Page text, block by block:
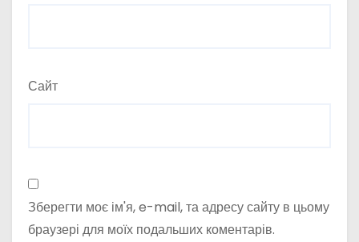
Сайт
Зберегти моє ім'я, e-mail, та адресу сайту в цьому
браузері для моїх подальших коментарів.